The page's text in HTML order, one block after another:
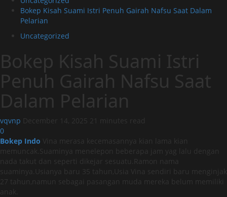
Bokep Kisah Suami Istri Penuh Gairah Nafsu Saat Dalam
Pelarian
Uncategorized
Bokep Kisah Suami Istri
Penuh Gairah Nafsu Saat
Dalam Pelarian
vqvnp December 14, 2025 21 minutes read
0
Bokep Indo Vina merasa kecemasannya kian lama kian
memuncak.Suaminya menelepon beberapa jam yag lalu dengan
nada takut dan seperti dikejar sesuatu.Ramon nama
suaminya.Usianya baru 35 tahun,Usia Vina sendiri baru menginjak
27 tahun,namun sebagai pasangan muda mereka belum memiliki
anak.